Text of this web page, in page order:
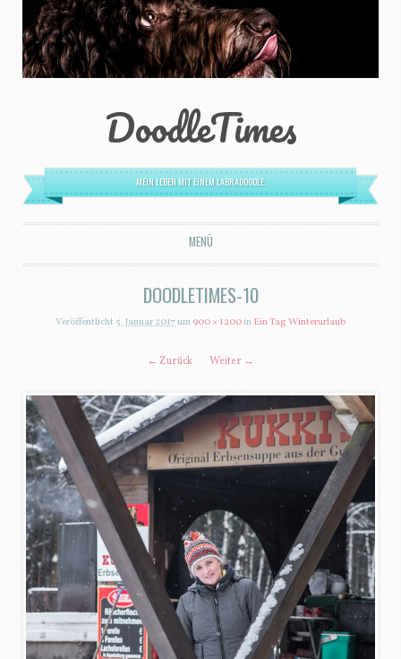
DoodleTimes
MEIN LEBEN MIT EINEM LABRADOODLE.
MENÜ
ZUM INHALT SPRINGEN
DOODLETIMES-10
Veröffentlicht 5. Januar 2017um900 × 1200inEin Tag Winterurlaub
← Zurück Weiter →